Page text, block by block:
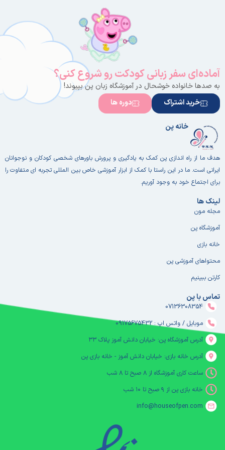
همه‌ی سنین
فرهنگ چینی
آماده‌ای سفر زبانی کودکت رو شروع کنی؟
به صدها خانواده خوشحال در آموزشگاه زبان پن بپیوند!
خرید اشتراک
دوره ها
خانه پن
هدف ما از راه اندازی پن کمک به یادگیری و پرورش باورهای شخصی کودکان و نوجوانان
ایرانی است. ما در این راستا با کمک از ابزار آموزشی خاص بین المللی تجربه ای متفاوت را
برای اجتماع خود به وجود آوریم.
لینک ها
مجله مون
آموزشگاه پن
خانه بازی
محتواهای آموزشی پن
کارتن ببینیم
تماس با پن
07136308354
موبایل / واتس اپ : 09175675432
آدرس آموزشگاه پن: خیابان دانش آموز پلاک ۳۳
آدرس خانه بازی: خیابان دانش آموز - خانه بازی پن
ساعت کاری آموزشگاه از ۸ صبح تا ۸ شب
خانه بازی پن از ۹ صبح تا ۱۰ شب
info@houseofpen.com